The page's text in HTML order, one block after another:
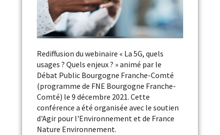
Rediffusion du webinaire « La 5G, quels
usages ? Quels enjeux ? » animé par le
Débat Public Bourgogne Franche-Comté
(programme de FNE Bourgogne Franche-
Comté) le 9 décembre 2021. Cette
conférence a été organisée avec le soutien
d'Agir pour l'Environnement et de France
Nature Environnement.